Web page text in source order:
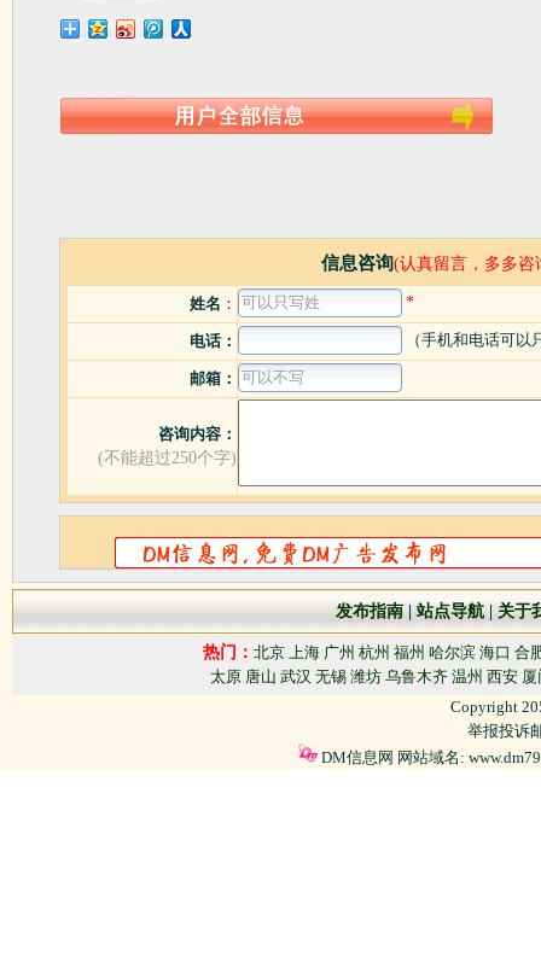
信息咨询(认真留言，多多咨
姓名 ： *
电话： （手机和电话可以
邮箱：
咨询内容：
(不能超过250个字)
发布指南 |站点导航| 关于
热门： 北京 上海 广州 杭州 福州 哈尔滨 海口 合
太原 唐山 武汉 无锡 潍坊 乌鲁木齐 温州 西安 厦
Copyright
举报投诉
DM信息网 网站域名: